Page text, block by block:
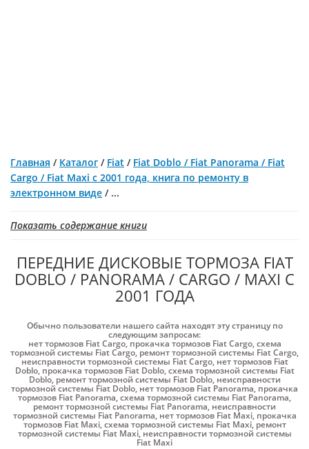
Главная / Каталог / Fiat / Fiat Doblo / Fiat Panorama / Fiat
Cargo / Fiat Maxi с 2001 года, книга по ремонту в
электронном виде / ...
Показать содержание книги
ПЕРЕДНИЕ ДИСКОВЫЕ ТОРМОЗА FIAT
DOBLO / PANORAMA / CARGO / MAXI С
2001 ГОДА
Обычно пользователи нашего сайта находят эту страницу по
следующим запросам:
нет тормозов Fiat Cargo,прокачка тормозов Fiat Cargo,схема
тормозной системы Fiat Cargo, ремонт тормозной системы Fiat Cargo,
неисправности тормозной системы Fiat Cargo, нет тормозов Fiat
Doblo, прокачка тормозов Fiat Doblo,схема тормозной системы Fiat
Doblo, ремонт тормозной системы Fiat Doblo, неисправности
тормозной системы Fiat Doblo, нет тормозов Fiat Panorama, прокачка
тормозов Fiat Panorama,схема тормозной системы Fiat Panorama,
ремонт тормозной системы Fiat Panorama, неисправности
тормозной системы Fiat Panorama, нет тормозов Fiat Maxi, прокачка
тормозов Fiat Maxi,схема тормозной системы Fiat Maxi, ремонт
тормозной системы Fiat Maxi,неисправности тормозной системы
Fiat Maxi